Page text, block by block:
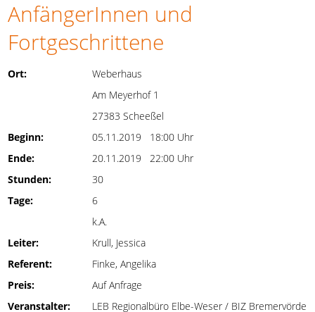
AnfängerInnen und
Fortgeschrittene
Ort:
Weberhaus
Am Meyerhof 1
27383 Scheeßel
Beginn:
05.11.2019 18:00 Uhr
Ende:
20.11.2019 22:00 Uhr
Stunden:
30
Tage:
6
k.A.
Leiter:
Krull, Jessica
Referent:
Finke, Angelika
Preis:
Auf Anfrage
Veranstalter:
LEB Regionalbüro Elbe-Weser / BIZ Bremervörde